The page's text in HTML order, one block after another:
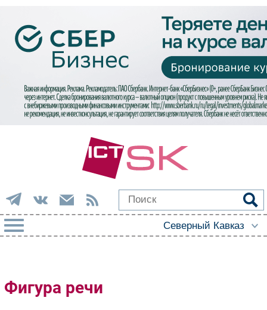
Импорто­замещение
Автоматизация Промышленности
Фигура речи